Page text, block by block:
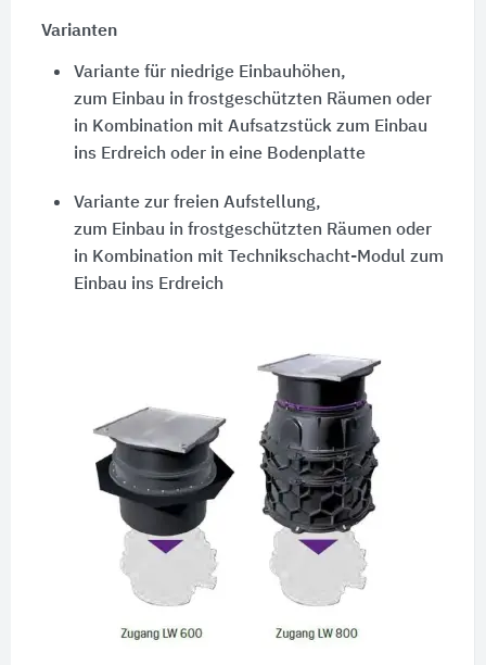
Varianten
Variante für niedrige Einbauhöhen,
zum Einbau in frostgeschützten Räumen oder
in Kombination mit Aufsatzstück zum Einbau
ins Erdreich oder in eine Bodenplatte
Variante zur freien Aufstellung,
zum Einbau in frostgeschützten Räumen oder
in Kombination mit Technikschacht-Modul zum
Einbau ins Erdreich